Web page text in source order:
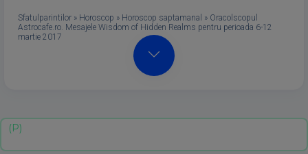
Sfatulparintilor » Horoscop » Horoscop saptamanal » Oracolscopul
Astrocafe.ro. Mesajele Wisdom of Hidden Realms pentru perioada 6-12
martie 2017